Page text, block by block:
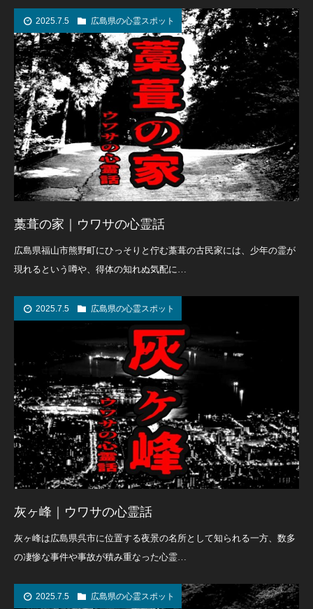
2025.7.5 広島県の心霊スポット
藁葺の家｜ウワサの心霊話
広島県福山市熊野町にひっそりと佇む藁葺の古民家には、少年の霊が
現れるという噂や、得体の知れぬ気配に…
2025.7.5 広島県の心霊スポット
灰ヶ峰｜ウワサの心霊話
灰ヶ峰は広島県呉市に位置する夜景の名所として知られる一方、数多
の凄惨な事件や事故が積み重なった心霊…
2025.7.5 広島県の心霊スポット